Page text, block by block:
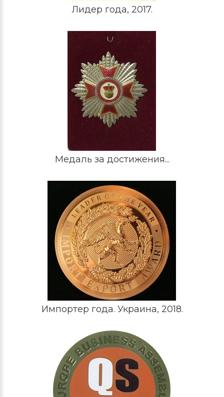
Лидер года, 2017.
Медаль за достижения...
Импортер года. Украина, 2018.